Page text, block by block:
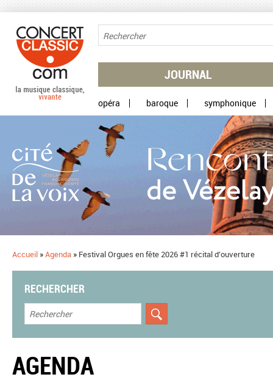
JOURNAL
opéra baroque symphonique
Accueil »Agenda » Festival Orgues en fête 2026 #1 récital d'ouverture
RECHERCHER
AGENDA